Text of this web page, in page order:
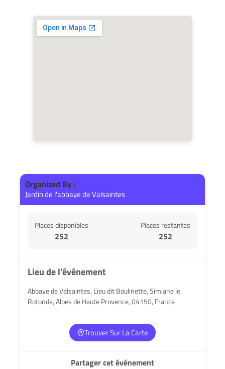
Organized By :
Jardin de l'abbaye de Valsaintes
Places disponibles
252
Places restantes
252
Lieu de l'événement
Abbaye de Valsaintes, Lieu dit Boulinette, Simiane le
Rotonde, Alpes de Haute Provence, 04150, France
Trouver Sur La Carte
Partager cet événement